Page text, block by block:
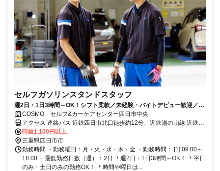
セルフガソリンスタンドスタッフ
週2日・1日3時間～OK！シフト柔軟／未経験・バイトデビュー歓迎／社
員割引／幅広いスキルが身につく
COSMO セルフ&カーケアセンター四日市中央
アクセス 連絡バス 近鉄四日市北口徒歩約12分、近鉄湯の山線 近鉄四
日市北口徒歩約12分、近鉄名古屋線 近鉄四日市北口徒歩約12分 近鉄
四日市駅から徒歩13分
時給1,100円以上
三重県四日市市
勤務時間 ・勤務曜日：月・火・水・木・金 ・勤務時間： [1] 09:00～
18:00 ・最低勤務日数（週）：2日 ＊週2日・1日3時間～OK！ ＊平日
のみ・土日のみの勤務OK！ ＊時間や曜日は...